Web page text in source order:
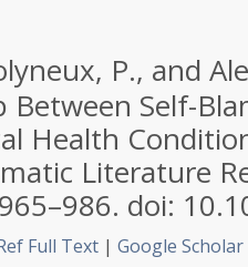
P., and
Between Self-
Health
Literature
doi:
Full Text | Google Scholar